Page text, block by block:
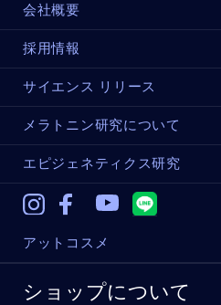
会社概要
採用情報
サイエンス リリース
メラトニン研究について
エピジェネティクス研究
InstagramFacebook
アットコスメ
ショップについて